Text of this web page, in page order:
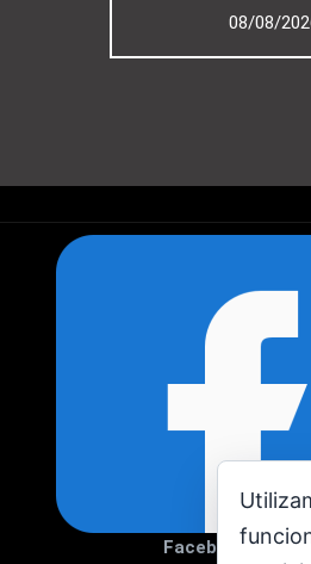
08/08/
Facebook